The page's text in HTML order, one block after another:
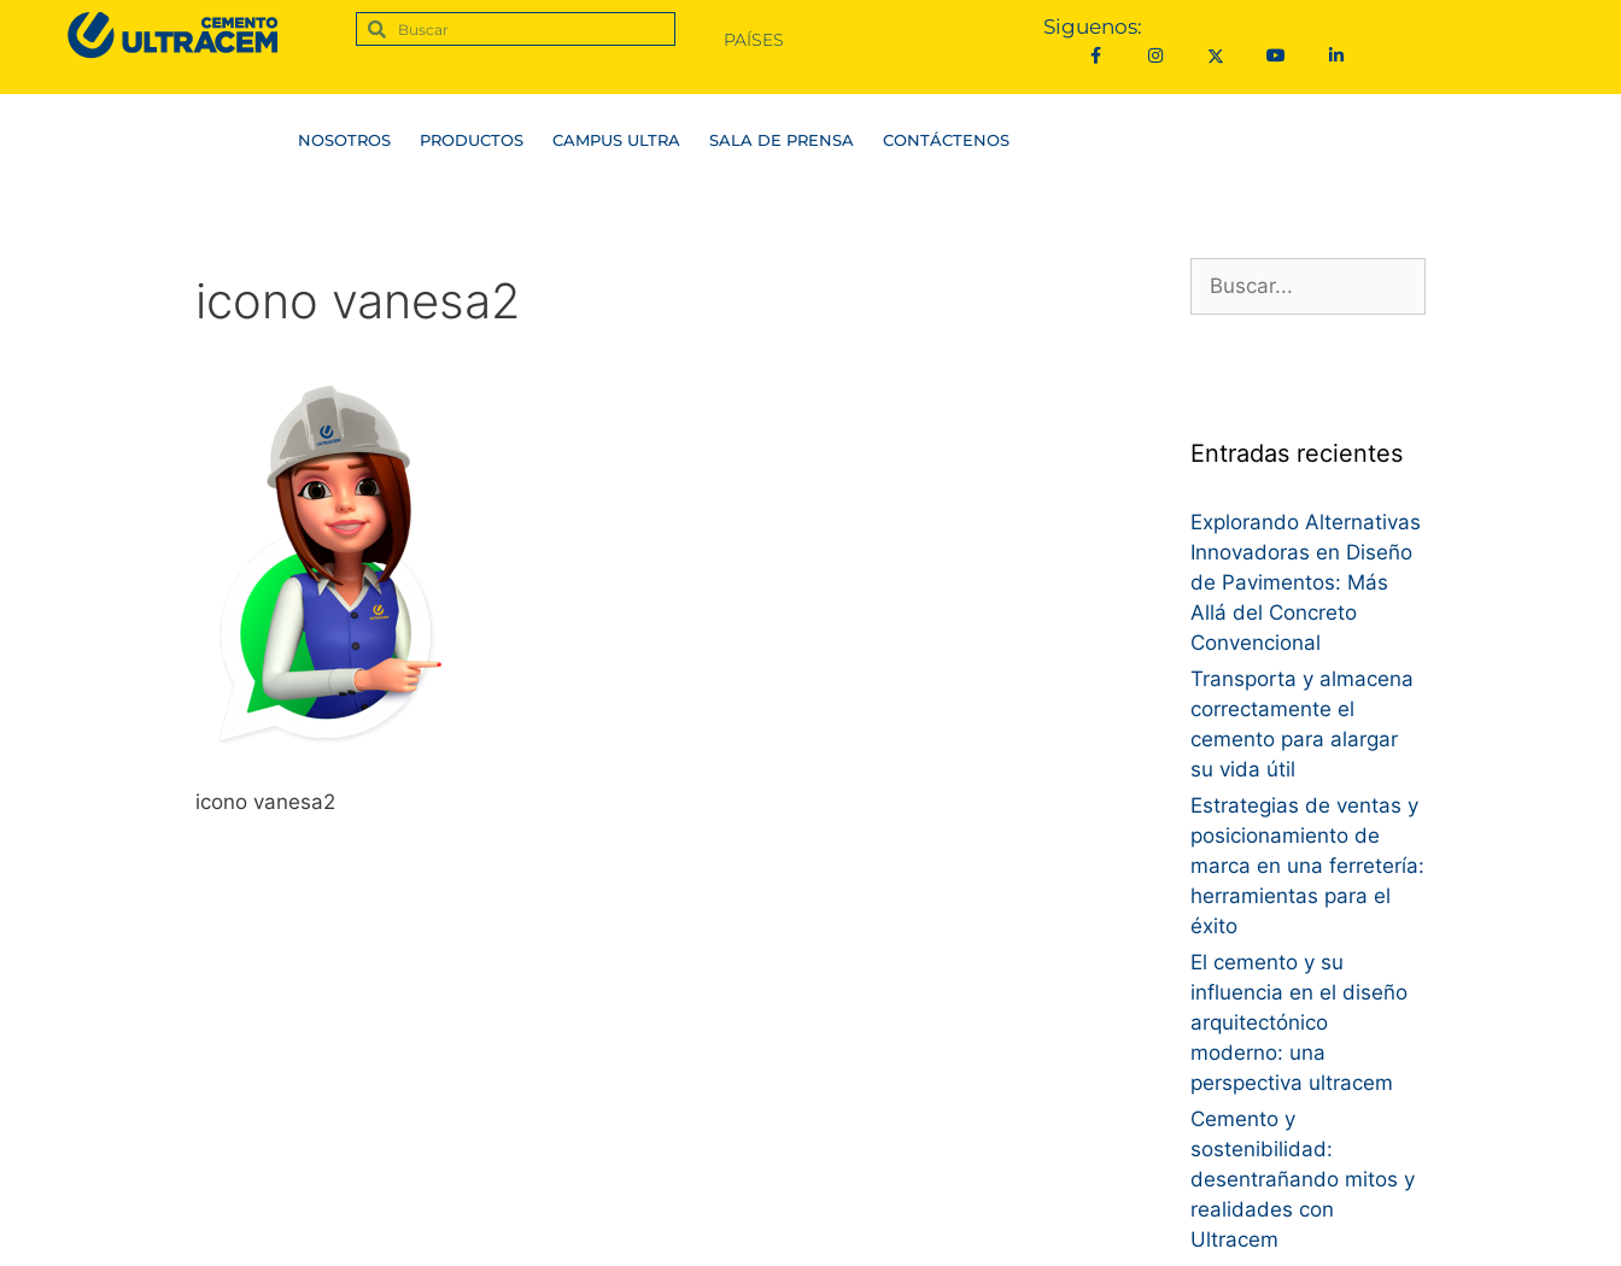
PAÍSES
Siguenos:
NOSOTROS PRODUCTOS CAMPUS ULTRA SALA DE PRENSA CONTÁCTENOS
icono vanesa2
icono vanesa2
Entradas recientes
Explorando Alternativas
Innovadoras en Diseño
de Pavimentos: Más
Allá del Concreto
Convencional
Transporta y almacena
correctamente el
cemento para alargar
su vida útil
Estrategias de ventas y
posicionamiento de
marca en una ferretería:
herramientas para el
éxito
El cemento y su
influencia en el diseño
arquitectónico
moderno: una
perspectiva ultracem
Cemento y
sostenibilidad:
desentrañando mitos y
realidades con
Ultracem